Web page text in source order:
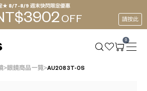
★ 8/7~8/9 週末快閃限定優惠
3902 OFF 請按此
0
眼鏡商品一覽 AU2083T-0S